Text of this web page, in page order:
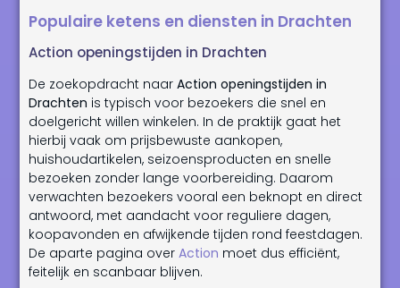
Populaire ketens en diensten in Drachten
Action openingstijden in Drachten
De zoekopdracht naarAction openingstijden in
Drachten is typisch voor bezoekers die snel en
doelgericht willen winkelen. In de praktijk gaat het
hierbij vaak om prijsbewuste aankopen,
huishoudartikelen, seizoensproducten en snelle
bezoeken zonder lange voorbereiding. Daarom
verwachten bezoekers vooral een beknopt en direct
antwoord, met aandacht voor reguliere dagen,
koopavonden en afwijkende tijden rond feestdagen.
De aparte pagina overAction moet dus efficiënt,
feitelijk en scanbaar blijven.